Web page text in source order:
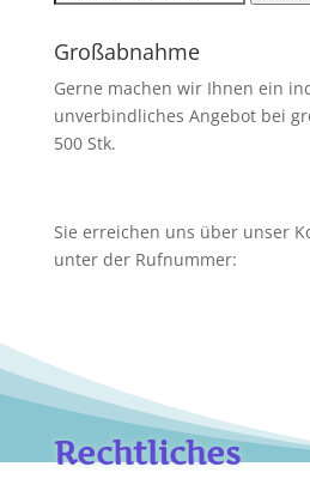
Großabnahme
Gerne machen wir Ihnen ein
unverbindliches Angebot bei
500 Stk.
Sie erreichen uns über unser
unter der
Rechtliches